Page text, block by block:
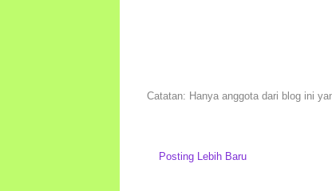
Catatan: Hanya anggota dari blog ini
Posting Lebih Baru